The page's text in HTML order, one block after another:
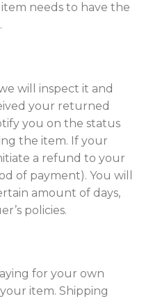
needs to have the
will inspect it and
your returned
you on the status
the item. If your
a refund to your
of payment). You will
amount of days,
policies.
for your own
item. Shipping